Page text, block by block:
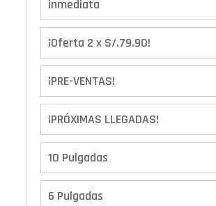
inmediata
¡Oferta 2 x S/.79.90!
¡PRE-VENTAS!
¡PRÓXIMAS LLEGADAS!
10 Pulgadas
6 Pulgadas